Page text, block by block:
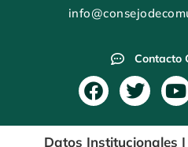
Contacto
F
a
c
T
w
i
Y
o
u
Datos Institucionales |